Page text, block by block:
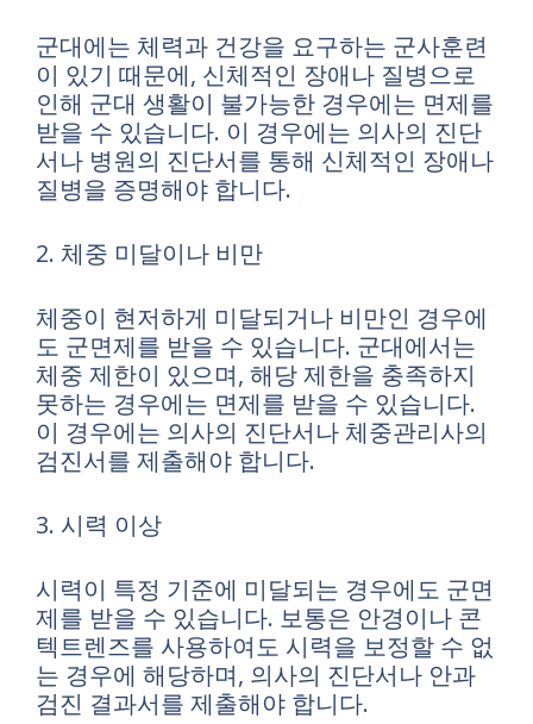
군대에는 체력과 건강을 요구하는 군사훈련
이 있기 때문에, 신체적인 장애나 질병으로
인해 군대 생활이 불가능한 경우에는 면제를
받을 수 있습니다. 이 경우에는 의사의 진단
서나 병원의 진단서를 통해 신체적인 장애나
질병을 증명해야 합니다.
2. 체중 미달이나 비만
체중이 현저하게 미달되거나 비만인 경우에
도 군면제를 받을 수 있습니다. 군대에서는
체중 제한이 있으며, 해당 제한을 충족하지
못하는 경우에는 면제를 받을 수 있습니다.
이 경우에는 의사의 진단서나 체중관리사의
검진서를 제출해야 합니다.
3. 시력 이상
시력이 특정 기준에 미달되는 경우에도 군면
제를 받을 수 있습니다. 보통은 안경이나 콘
텍트렌즈를 사용하여도 시력을 보정할 수 없
는 경우에 해당하며, 의사의 진단서나 안과
검진 결과서를 제출해야 합니다.